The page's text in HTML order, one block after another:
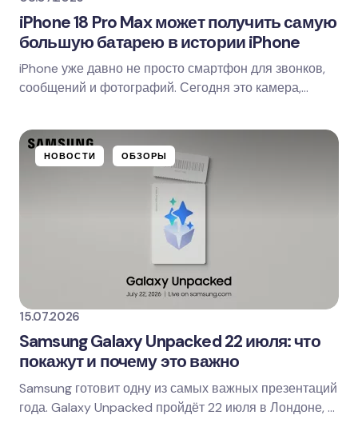
Save my name and email in this browser for
Оставить комментарий
iPhone 18 Pro Max может получить самую
большую батарею в истории iPhone
iPhone уже давно не просто смартфон для звонков,
сообщений и фотографий. Сегодня это камера,
НОВОСТИ ОБЗОРЫ
15.07.2026
Samsung Galaxy Unpacked 22 июля: что
покажут и почему это важно
Samsung готовит одну из самых важных презентаций
года. Galaxy Unpacked пройдёт 22 июля в Лондоне, и